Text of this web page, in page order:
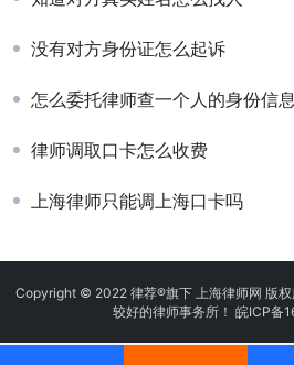
没有对方身份证怎么起诉
怎么委托律师查一个人的身份信息
律师调取口卡怎么收费
上海律师只能调上海口卡吗
Copyright © 2022 律荐®旗下 上海律师网 版权
较好的律师事务所！ 皖ICP备